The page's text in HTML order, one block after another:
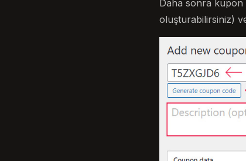
Daha sonra kupon
oluşturabilirsiniz)